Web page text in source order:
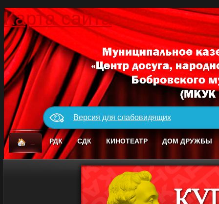
Карта сайта
Версия для слабовидящих
РДК СДК КИНОТЕАТР ДОМ ДРУЖБЫ